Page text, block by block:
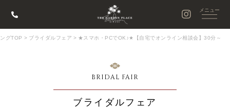
グTOP > ブライダルフェア > ★スマホ・PCでOK♪★【自宅でオンライン相談会】30分～
BRIDAL FAIR
ブライダルフェア